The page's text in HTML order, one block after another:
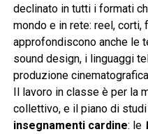
declinato in tutti i formati
mondo e in rete: reel, corti,
approfondiscono anche le
sound design, i linguaggi
produzione
Il lavoro in classe è per la
collettivo, e il piano di
insegnamenti cardine: le